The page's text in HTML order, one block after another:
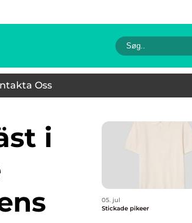
Oss
05. jul
Stickade pikeer